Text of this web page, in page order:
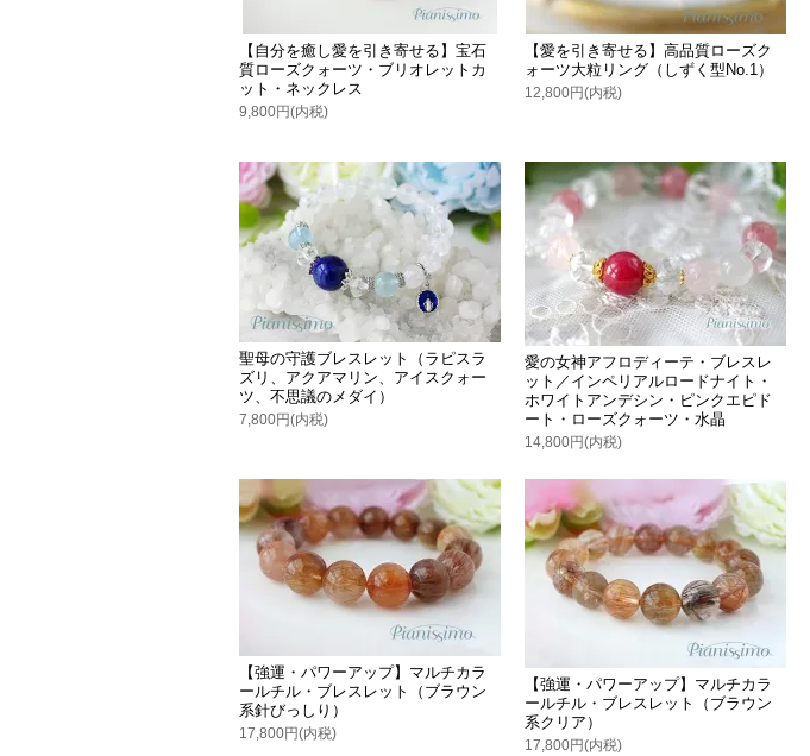
【自分を癒し愛を引き寄せる】宝石
質ローズクォーツ・ブリオレットカ
ット・ネックレス
9,800円(内税)
【愛を引き寄せる】高品質ローズク
ォーツ大粒リング（しずく型No.1）
12,800円(内税)
聖母の守護ブレスレット（ラピスラ
ズリ、アクアマリン、アイスクォー
ツ、不思議のメダイ）
7,800円(内税)
愛の女神アフロディーテ・ブレスレ
ット／インペリアルロードナイト・
ホワイトアンデシン・ピンクエピド
ート・ローズクォーツ・水晶
14,800円(内税)
【強運・パワーアップ】マルチカラ
ールチル・ブレスレット（ブラウン
系針びっしり）
17,800円(内税)
【強運・パワーアップ】マルチカラ
ールチル・ブレスレット（ブラウン
系クリア）
17,800円(内税)